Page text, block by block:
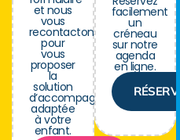
et nous
vous
recontactons
pour
vous
proposer
la
solution
d’accompagnement
adaptée
à votre
enfant.
facilement
un
créneau
sur notre
agenda
en ligne.